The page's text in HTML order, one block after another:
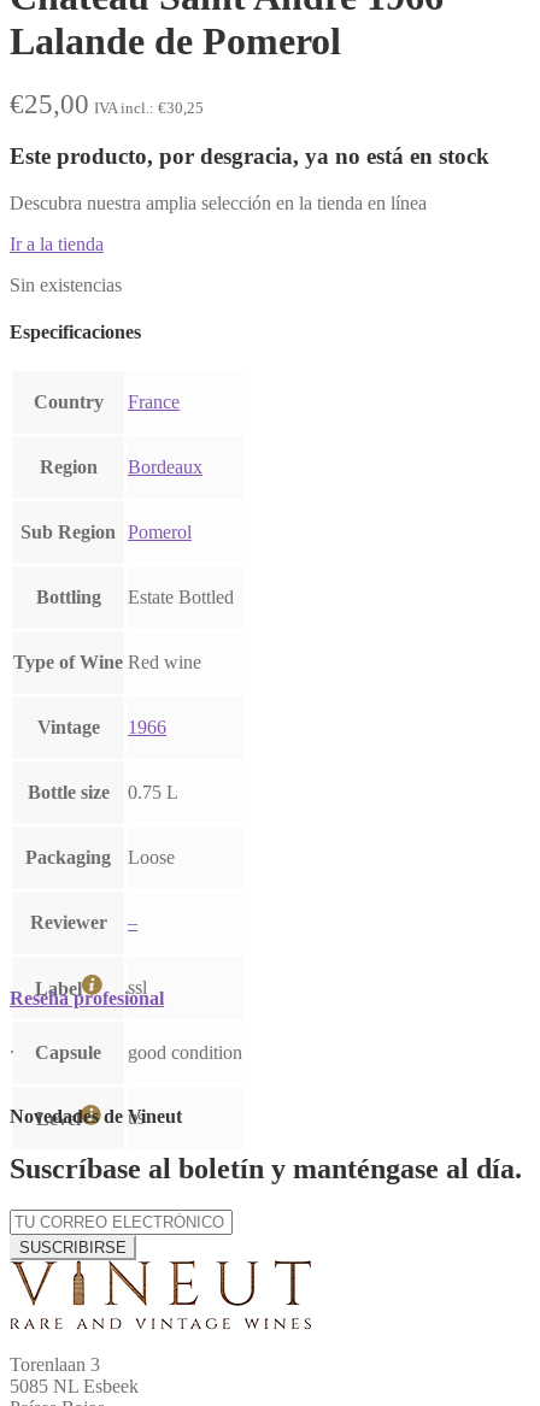
Lalande de Pomerol
€25,00 IVA incl.: €30,25
Este producto, por desgracia, ya no está en stock
Descubra nuestra amplia selección en la tienda en línea
Ir a la tienda
Sin existencias
Especificaciones
Country France
Region Bordeaux
Sub Region Pomerol
Bottling Estate Bottled
Type of Wine Red wine
Vintage 1966
Bottle size 0.75 L
Packaging Loose
Reviewer –
Label ssl
Capsule good condition
Level us
Reseña profesional
.
Novedades de Vineut
Suscríbase al boletín y manténgase al día.
SUSCRIBIRSE
Torenlaan 3
5085 NL Esbeek